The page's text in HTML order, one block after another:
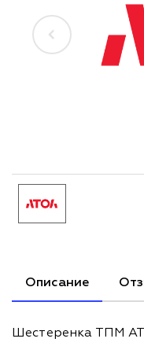
Описание
Шестеренка ТПМ